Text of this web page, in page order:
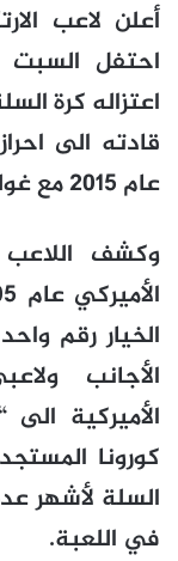
أعلن لاعب
احتفل السبت
قادته الى
عام 2015 مع غولدن ستايت ووريرز.
وكشف اللاعب
الخيار رقم
الأجانب
الأميركية
كورونا
السلة لأشهر
في اللعبة.